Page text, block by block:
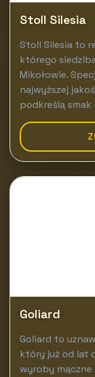
Stoll Silesia
Stoll Silesia to
którego
Mikołowie.
najwyższej
podkreślą smak
Goliard
Goliard to
który już od lat
wyroby mączne